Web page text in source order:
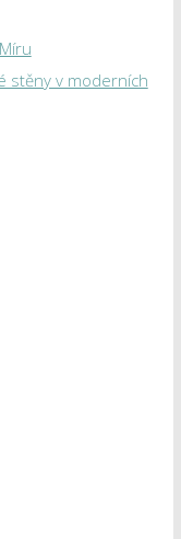
stěny v moderních